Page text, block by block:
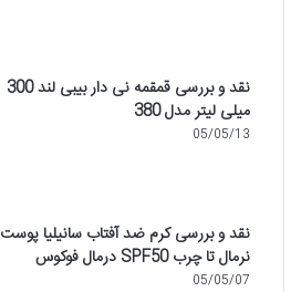
نقد و بررسی قمقمه نی دار بیبی لند 300
میلی لیتر مدل 380
05/05/13
نقد و بررسی کرم ضد آفتاب سانیلیا پوست
نرمال تا چرب SPF50 درمال فوکوس
05/05/07